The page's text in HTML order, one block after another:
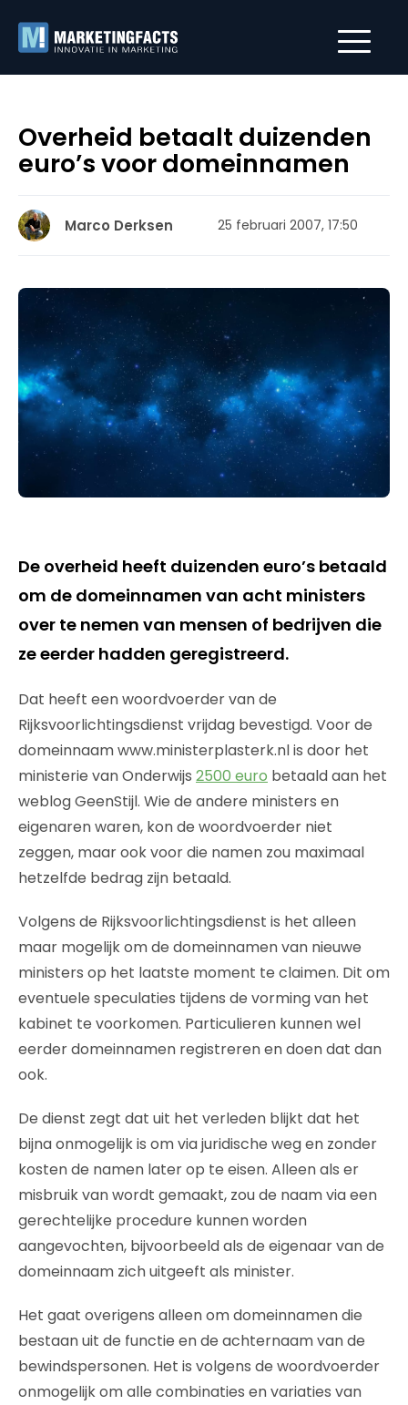
Overheid betaalt duizenden
euro’s voor domeinnamen
Marco Derksen 25 februari 2007, 17:50
De overheid heeft duizenden euro’s betaald
om de domeinnamen van acht ministers
over te nemen van mensen of bedrijven die
ze eerder hadden geregistreerd.
Dat heeft een woordvoerder van de
Rijksvoorlichtingsdienst vrijdag bevestigd. Voor de
domeinnaam www.ministerplasterk.nl is door het
ministerie van Onderwijs 2500 euro betaald aan het
weblog GeenStijl. Wie de andere ministers en
eigenaren waren, kon de woordvoerder niet
zeggen, maar ook voor die namen zou maximaal
hetzelfde bedrag zijn betaald.
Volgens de Rijksvoorlichtingsdienst is het alleen
maar mogelijk om de domeinnamen van nieuwe
ministers op het laatste moment te claimen. Dit om
eventuele speculaties tijdens de vorming van het
kabinet te voorkomen. Particulieren kunnen wel
eerder domeinnamen registreren en doen dat dan
ook.
De dienst zegt dat uit het verleden blijkt dat het
bijna onmogelijk is om via juridische weg en zonder
kosten de namen later op te eisen. Alleen als er
misbruik van wordt gemaakt, zou de naam via een
gerechtelijke procedure kunnen worden
aangevochten, bijvoorbeeld als de eigenaar van de
domeinnaam zich uitgeeft als minister.
Het gaat overigens alleen om domeinnamen die
bestaan uit de functie en de achternaam van de
bewindspersonen. Het is volgens de woordvoerder
onmogelijk om alle combinaties en variaties van